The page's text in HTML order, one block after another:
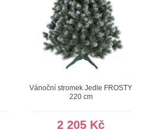
Vánoční stromek Jedle FROSTY
220 cm
2 205 Kč